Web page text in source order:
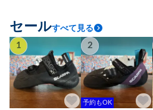
セールすべて見る
1 2
予約もOK